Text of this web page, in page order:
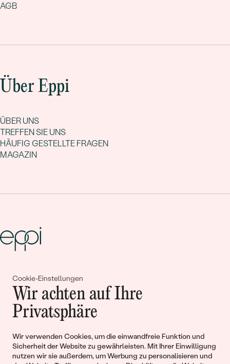
Cookie-Einstellungen
Wir achten auf Ihre
Privatsphäre
Wir verwenden Cookies, um die einwandfreie Funktion und
Sicherheit der Website zu gewährleisten. Mit Ihrer Einwilligung
nutzen wir sie außerdem, um Werbung zu personalisieren und
AGB
Über Eppi
ÜBER UNS
TREFFEN SIE UNS
HÄUFIG GESTELLTE FRAGEN
MAGAZIN
Gemeinsam erschaffen wir
Geschichten von Schönheit und
Liebe
Begleiten Sie uns!